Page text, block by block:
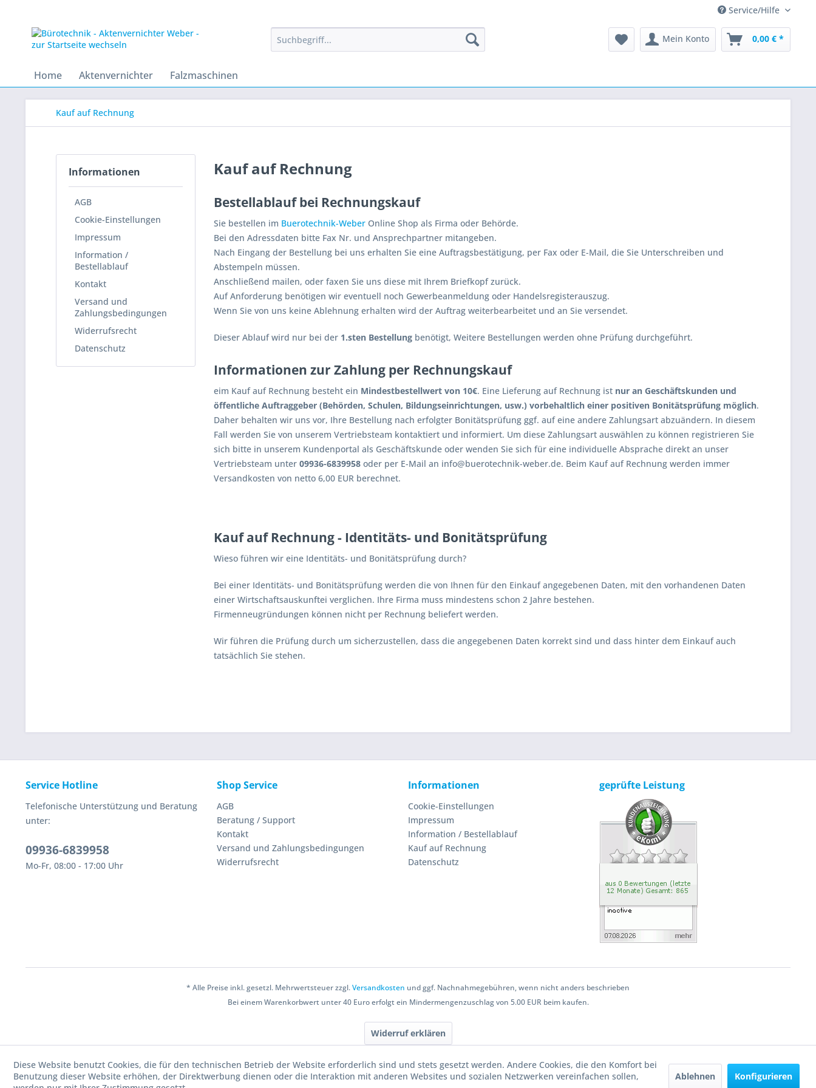
Service/Hilfe
Mein Konto 0,00 € *
Home Aktenvernichter Falzmaschinen
Kauf auf Rechnung
Informationen
AGB
Cookie-Einstellungen
Impressum
Information /
Bestellablauf
Kontakt
Versand und
Zahlungsbedingungen
Widerrufsrecht
Datenschutz
Kauf auf Rechnung
Bestellablauf bei Rechnungskauf
Sie bestellen im Buerotechnik-Weber Online Shop als Firma oder Behörde.
Bei den Adressdaten bitte Fax Nr. und Ansprechpartner mitangeben.
Nach Eingang der Bestellung bei uns erhalten Sie eine Auftragsbestätigung, per Fax oder E-Mail, die Sie Unterschreiben und
Abstempeln müssen.
Anschließend mailen, oder faxen Sie uns diese mit Ihrem Briefkopf zurück.
Auf Anforderung benötigen wir eventuell noch Gewerbeanmeldung oder Handelsregisterauszug.
Wenn Sie von uns keine Ablehnung erhalten wird der Auftrag weiterbearbeitet und an Sie versendet.
Dieser Ablauf wird nur bei der 1.sten Bestellung benötigt, Weitere Bestellungen werden ohne Prüfung durchgeführt.
Informationen zur Zahlung per Rechnungskauf
eim Kauf auf Rechnung besteht ein Mindestbestellwert von 10€. Eine Lieferung auf Rechnung ist nur an Geschäftskunden und
öffentliche Auftraggeber (Behörden, Schulen, Bildungseinrichtungen, usw.) vorbehaltlich einer positiven Bonitätsprüfung möglich.
Daher behalten wir uns vor, Ihre Bestellung nach erfolgter Bonitätsprüfung ggf. auf eine andere Zahlungsart abzuändern. In diesem
Fall werden Sie von unserem Vertriebsteam kontaktiert und informiert. Um diese Zahlungsart auswählen zu können registrieren Sie
sich bitte in unserem Kundenportal als Geschäftskunde oder wenden Sie sich für eine individuelle Absprache direkt an unser
Vertriebsteam unter 09936-6839958 oder per E-Mail an info@buerotechnik-weber.de. Beim Kauf auf Rechnung werden immer
Versandkosten von netto 6,00 EUR berechnet.
Kauf auf Rechnung - Identitäts- und Bonitätsprüfung
Wieso führen wir eine Identitäts- und Bonitätsprüfung durch?
Bei einer Identitäts- und Bonitätsprüfung werden die von Ihnen für den Einkauf angegebenen Daten, mit den vorhandenen Daten
einer Wirtschaftsauskunftei verglichen. Ihre Firma muss mindestens schon 2 Jahre bestehen.
Firmenneugründungen können nicht per Rechnung beliefert werden.
Wir führen die Prüfung durch um sicherzustellen, dass die angegebenen Daten korrekt sind und dass hinter dem Einkauf auch
tatsächlich Sie stehen.
Service Hotline
Telefonische Unterstützung und Beratung
unter:
09936-6839958
Mo-Fr, 08:00 - 17:00 Uhr
Shop Service
AGB
Beratung / Support
Kontakt
Versand und Zahlungsbedingungen
Widerrufsrecht
Informationen
Cookie-Einstellungen
Impressum
Information / Bestellablauf
Kauf auf Rechnung
Datenschutz
geprüfte Leistung
* Alle Preise inkl. gesetzl. Mehrwertsteuer zzgl.Versandkosten und ggf. Nachnahmegebühren, wenn nicht anders beschrieben
Bei einem Warenkorbwert unter 40 Euro erfolgt ein Mindermengenzuschlag von 5.00 EUR beim kaufen.
Widerruf erklären
Diese Website benutzt Cookies, die für den technischen Betrieb der Website erforderlich sind und stets gesetzt werden. Andere Cookies, die den Komfort bei
Benutzung dieser Website erhöhen, der Direktwerbung dienen oder die Interaktion mit anderen Websites und sozialen Netzwerken vereinfachen sollen,
Ablehnen Konfigurieren